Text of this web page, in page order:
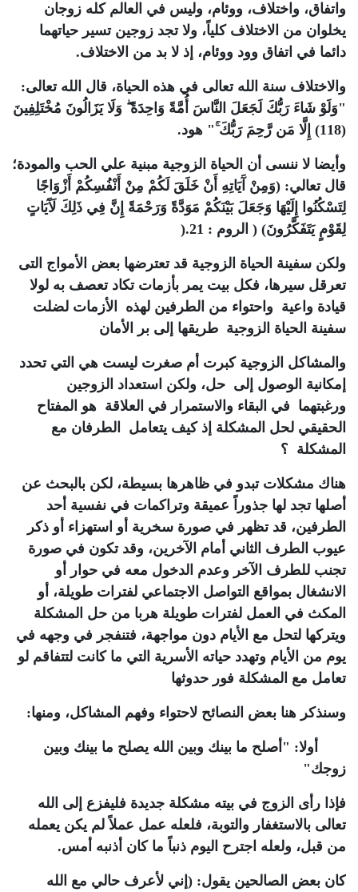
واتفاق، واختلاف، ووئام، وليس في العالم كله زوجان
يخلوان من الاختلاف كلياً، ولا تجد زوجين تسير حياتهما
دائما في اتفاق وود ووئام، إذ لا بد من الاختلاف.
والاختلاف سنة الله تعالى في هذه الحياة، قال الله تعالى:
"وَلَوْ شَاءَ رَبُّكَ لَجَعَلَ النَّاسَ أُمَّةً وَاحِدَةً ۖ وَلَا يَزَالُونَ مُخْتَلِفِينَ
(118) إِلَّا مَن رَّحِمَ رَبُّكَ ۚ" هود
.
وأيضا لا ننسى أن الحياة الزوجية مبنية علي الحب والمودة؛
قال تعالي: (وَمِنْ آَيَاتِهِ أَنْ خَلَقَ لَكُمْ مِنْ أَنْفُسِكُمْ أَزْوَاجًا
لِتَسْكُنُوا إِلَيْهَا وَجَعَلَ بَيْنَكُمْ مَوَدَّةً وَرَحْمَةً إِنَّ فِي ذَلِكَ لَآَيَاتٍ
لِقَوْمٍ يَتَفَكَّرُونَ) ( الروم : 21
).
ولكن سفينة الحياة الزوجية قد تعترضها بعض الأمواج التى
تعرقل سيرها، فكل بيت يمر بأزمات تكاد تعصف به لولا
قيادة واعية واحتواء من الطرفين لهذه الأزمات لضلت
سفينة الحياة الزوجية طريقها إلى بر الأمان
والمشاكل الزوجية كبرت أم صغرت ليست هي التي تحدد
إمكانية الوصول إلى حل، ولكن استعداد الزوجين
ورغبتهما في البقاء والاستمرار في العلاقة هو المفتاح
الحقيقي لحل المشكلة إذ كيف يتعامل الطرفان مع
المشكلة ؟
هناك مشكلات تبدو في ظاهرها بسيطة، لكن بالبحث عن
أصلها تجد لها جذوراً عميقة وتراكمات في نفسية أحد
الطرفين، قد تظهر في صورة سخرية أو استهزاء أو ذكر
عيوب الطرف الثاني أمام الآخرين، وقد تكون في صورة
تجنب للطرف الآخر وعدم الدخول معه في حوار أو
الانشغال بمواقع التواصل الاجتماعي لفترات طويلة، أو
المكث في العمل لفترات طويلة هربا من حل المشكلة
ويتركها لتحل مع الأيام دون مواجهة، فتنفجر في وجهه في
يوم من الأيام وتهدد حياته الأسرية التي ما كانت لتتفاقم لو
تعامل مع المشكلة فور حدوثها
وسنذكر هنا بعض النصائح لاحتواء وفهم المشاكل، ومنها:
أولا: " أصلح ما بينك وبين الله يصلح ما بينك وبين
زوجك"
فإذا رأى الزوج في بيته مشكلة جديدة فليفزع إلى الله
تعالى بالاستغفار والتوبة، فلعله عمل عملاً لم يكن يعمله
من قبل، ولعله اجترح اليوم ذنباً ما كان أذنبه أمس.
كان بعض الصالحين يقول: (إني لأعرف حالي مع الله